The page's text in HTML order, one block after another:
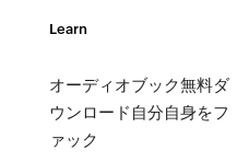
Learn
オーディオブック無料ダ
ウンロード自分自身をフ
ァック